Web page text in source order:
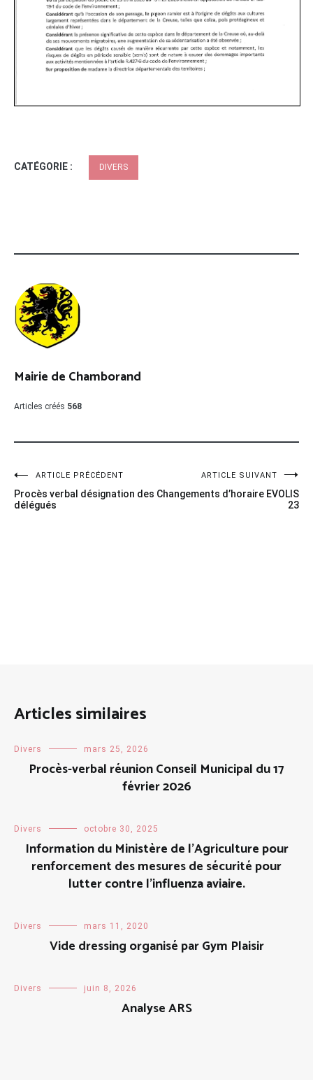
CATÉGORIE : DIVERS
Mairie de Chamborand
Articles créés 568
Navigation
de
ARTICLE PRÉCÉDENT
Procès verbal désignation des
délégués
ARTICLE SUIVANT
Changements d’horaire EVOLIS
23
Articles similaires
Divers mars 25, 2026
Procès-verbal réunion Conseil Municipal du 17
février 2026
Divers octobre 30, 2025
Information du Ministère de l’Agriculture pour
renforcement des mesures de sécurité pour
lutter contre l’influenza aviaire.
Divers mars 11, 2020
Vide dressing organisé par Gym Plaisir
Divers juin 8, 2026
Analyse ARS